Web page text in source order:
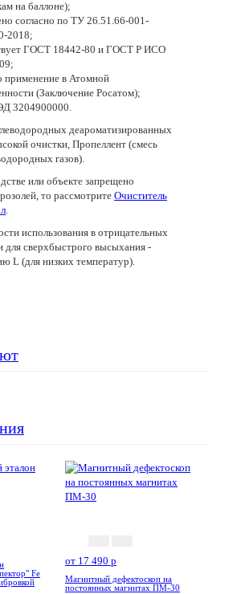
на баллоне);
согласно по ТУ 26.51.66-001-
2018;
ГОСТ 18442-80 и ГОСТ Р ИСО
применение в Атомной
(Заключение Росатом);
3204900000.
деароматизированных
очистки, Пропеллент (смесь
газов).
или объекте запрещено
то рассмотрите Очиститель
.
использования в отрицательных
для сверхбыстрого высыхания -
L (для низких температур).
Fe
от 17 490 p
Магнитный дефектоскоп на
постоянных магнитах ПМ-30